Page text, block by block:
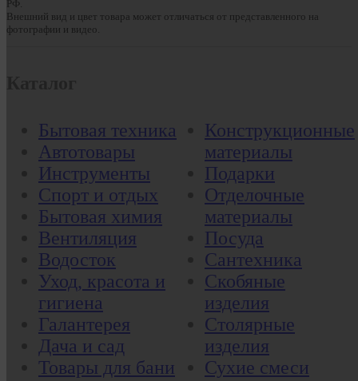
РФ.
Внешний вид и цвет товара может отличаться от представленного на
фотографии и видео.
Бытовая техника
Автотовары
Инструменты
Спорт и отдых
Бытовая химия
Вентиляция
Водосток
Уход, красота и
гигиена
Галантерея
Дача и сад
Товары для бани
Конструкционные
материалы
Подарки
Отделочные
материалы
Посуда
Сантехника
Скобяные
изделия
Столярные
изделия
Сухие смеси